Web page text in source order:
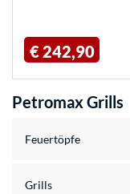
€ 242,90
Petromax Grills
Feuertöpfe
Grills